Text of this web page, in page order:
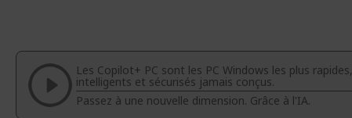
de
Galerie
d’images
Les Copilot+ PC sont les PC Windows les plus rapides,
intelligents et sécurisés jamais conçus.
Passez à une nouvelle dimension. Grâce à l'IA.